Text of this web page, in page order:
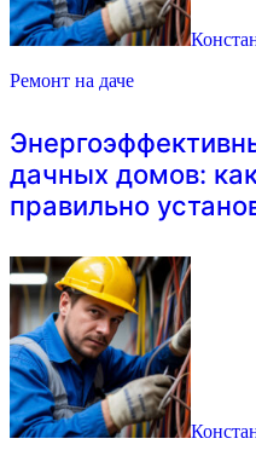
Ремонт на даче
дачных домов:
правильно